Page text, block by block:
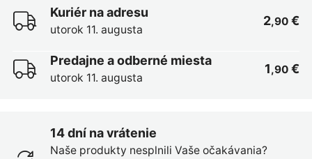
Kuriér na adresu
utorok 11. augusta
2,90 €
Predajne a odberné miesta
utorok 11. augusta
1,90 €
14 dní na vrátenie
Naše produkty nesplnili Vaše očakávania?